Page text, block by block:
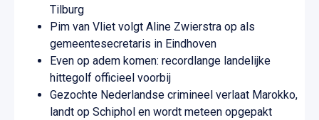
Tilburg
Pim van Vliet volgt Aline Zwierstra op als
gemeentesecretaris in Eindhoven
Even op adem komen: recordlange landelijke
hittegolf officieel voorbij
Gezochte Nederlandse crimineel verlaat Marokko,
landt op Schiphol en wordt meteen opgepakt